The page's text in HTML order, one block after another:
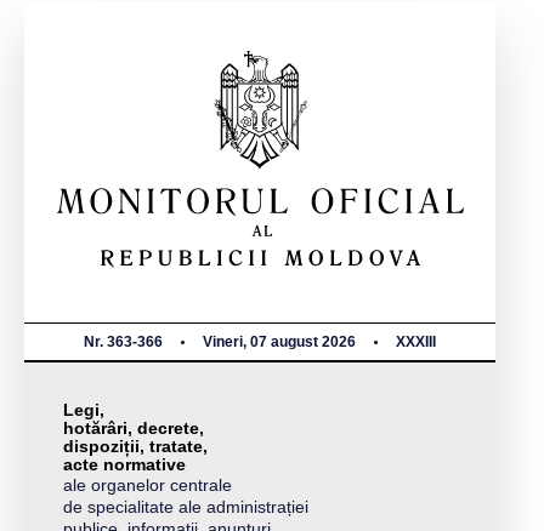
Nr. 363-366 Vineri, 07 august 2026 XXXIII
Legi,
hotărâri, decrete,
dispoziții, tratate,
acte normative
ale organelor centrale
de specialitate ale administrației